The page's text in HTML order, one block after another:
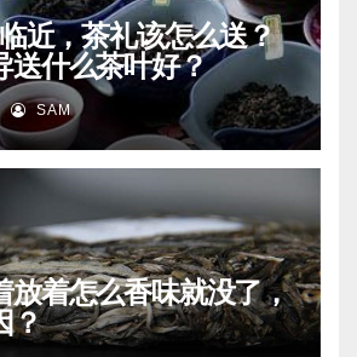
近，茶礼该怎么送？
送什么茶叶好？
SAM
放着怎么香味就没了，
？